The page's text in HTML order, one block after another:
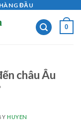
ĐẦU
0
châu Âu
HUYEN